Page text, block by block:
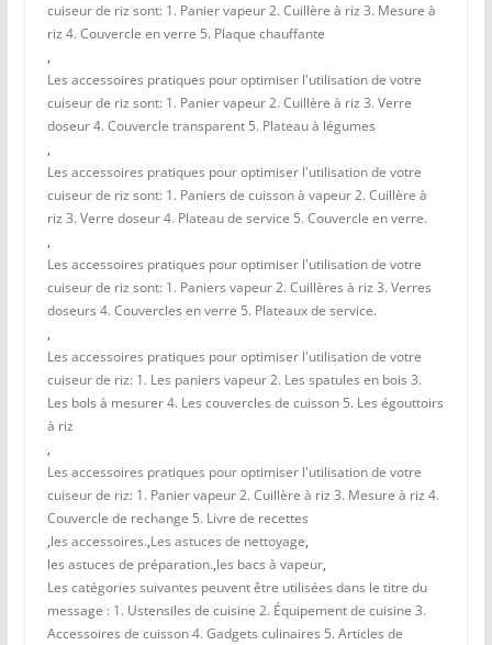
cuiseur de riz sont: 1. Panier vapeur 2. Cuillère à riz 3. Mesure à
riz 4. Couvercle en verre 5. Plaque chauffante
,
Les accessoires pratiques pour optimiser l'utilisation de votre
cuiseur de riz sont: 1. Panier vapeur 2. Cuillère à riz 3. Verre
doseur 4. Couvercle transparent 5. Plateau à légumes
,
Les accessoires pratiques pour optimiser l'utilisation de votre
cuiseur de riz sont: 1. Paniers de cuisson à vapeur 2. Cuillère à
riz 3. Verre doseur 4. Plateau de service 5. Couvercle en verre.
,
Les accessoires pratiques pour optimiser l'utilisation de votre
cuiseur de riz sont: 1. Paniers vapeur 2. Cuillères à riz 3. Verres
doseurs 4. Couvercles en verre 5. Plateaux de service.
,
Les accessoires pratiques pour optimiser l'utilisation de votre
cuiseur de riz: 1. Les paniers vapeur 2. Les spatules en bois 3.
Les bols à mesurer 4. Les couvercles de cuisson 5. Les égouttoirs
à riz
,
Les accessoires pratiques pour optimiser l'utilisation de votre
cuiseur de riz: 1. Panier vapeur 2. Cuillère à riz 3. Mesure à riz 4.
Couvercle de rechange 5. Livre de recettes
,les accessoires.,Les astuces de nettoyage,
les astuces de préparation.,les bacs à vapeur,
Les catégories suivantes peuvent être utilisées dans le titre du
message : 1. Ustensiles de cuisine 2. Équipement de cuisine 3.
Accessoires de cuisson 4. Gadgets culinaires 5. Articles de